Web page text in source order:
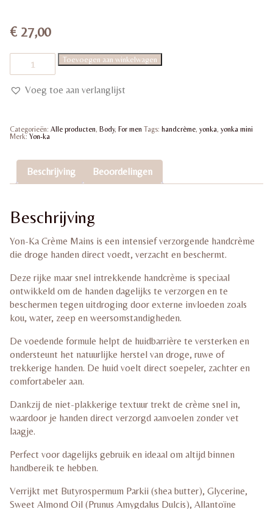
€ 27,00
Yonka
Crème
Mains
50
ml
handcrème
aantal
Toevoegen aan winkelwagen
Voeg toe aan verlanglijst
Categorieën: Alle producten, Body, For men Tags: handcrème, yonka, yonka mini
Merk: Yon-ka
Beschrijving Beoordelingen
Beschrijving
Yon-Ka Crème Mains is een intensief verzorgende handcrème
die droge handen direct voedt, verzacht en beschermt.
Deze rijke maar snel intrekkende handcrème is speciaal
ontwikkeld om de handen dagelijks te verzorgen en te
beschermen tegen uitdroging door externe invloeden zoals
kou, water, zeep en weersomstandigheden.
De voedende formule helpt de huidbarrière te versterken en
ondersteunt het natuurlijke herstel van droge, ruwe of
trekkerige handen. De huid voelt direct soepeler, zachter en
comfortabeler aan.
Dankzij de niet-plakkerige textuur trekt de crème snel in,
waardoor je handen direct verzorgd aanvoelen zonder vet
laagje.
Perfect voor dagelijks gebruik en ideaal om altijd binnen
handbereik te hebben.
Verrijkt met Butyrospermum Parkii (shea butter), Glycerine,
Sweet Almond Oil (Prunus Amygdalus Dulcis), Allantoïne